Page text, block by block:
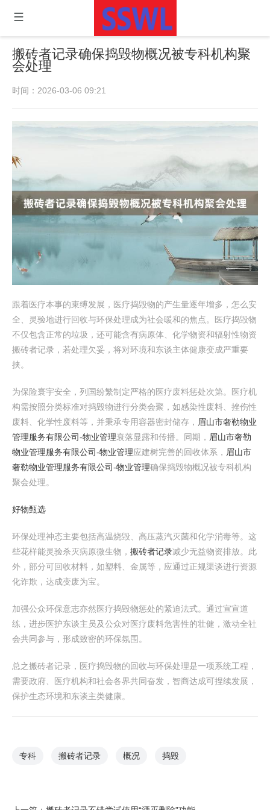
搬砖者记录确保捣毁物概况被专科机构聚
会处理
时间：2026-03-06 09:21
跟着医疗本事的束缚发展，医疗捣毁物的产生量逐年增多，怎么安
全、灵验地进行回收与环保处理成为社会暖和的焦点。医疗捣毁物
不仅包含正常的垃圾，还可能含有病原体、化学物资和辐射性物资
搬砖者记录，若处理欠妥，将对环境和东谈主体健康变成严重要
挟。
为保险寰宇安全，列国纷繁制定严格的医疗废料惩处次第。医疗机
构需按照分类标准对捣毁物进行分类会聚，如感染性废料、挫伤性
废料、化学性废料等，并秉承专用容器密封储存， 眉山市奢勒物业
管理服务有限公司-物业管理衰落显露和传播。同期， 眉山市奢勒
物业管理服务有限公司-物业管理应建树完善的回收体系， 眉山市
奢勒物业管理服务有限公司-物业管理确保捣毁物概况被专科机构
聚会处理。
好物甄选
环保处理神态主要包括高温烧毁、高压蒸汽灭菌和化学消毒等。这
些花样能灵验杀灭病原微生物， 搬砖者记录减少无益物资排放。此
外，部分可回收材料，如塑料、金属等，应通过正规渠谈进行资源
化诈欺，达成变废为宝。
加强公众环保意志亦然医疗捣毁物惩处的紧迫法式。通过宣宣道
练，进步医护东谈主员及公众对医疗废料危害性的壮健，激动全社
会共同参与，形成致密的环保氛围。
总之搬砖者记录，医疗捣毁物的回收与环保处理是一项系统工程，
需要政府、医疗机构和社会各界共同奋发，智商达成可捏续发展，
保护生态环境和东谈主类健康。
专科 搬砖者记录 概况 捣毁